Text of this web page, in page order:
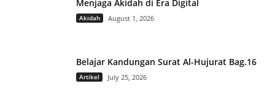
Menjaga Akidah di Era Digital
Akidah August 1, 2026
Belajar Kandungan Surat Al-Hujurat Bag.16
Artikel July 25, 2026